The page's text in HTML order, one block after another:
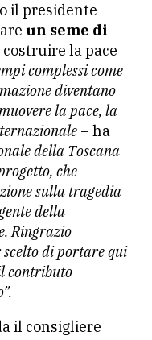
il presidente
un seme di
la pace
complessi come
diventano
la pace, la
– ha
della Toscana
che
sulla tragedia
della
Ringrazio
di portare qui
contributo
il consigliere